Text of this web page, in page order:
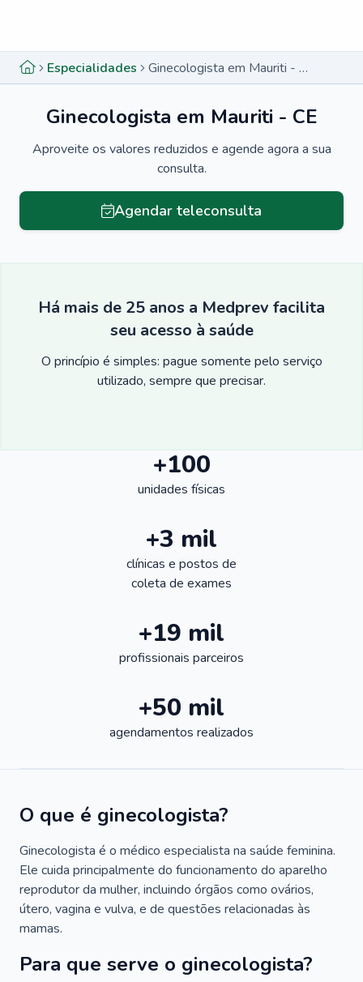
Especialidades Ginecologista em Mauriti - CE
Ginecologista em Mauriti - CE
Aproveite os valores reduzidos e agende agora a sua
consulta.
Agendar teleconsulta
Há mais de 25 anos a Medprev facilita
seu acesso à saúde
O princípio é simples: pague somente pelo serviço
utilizado, sempre que precisar.
+100
unidades físicas
+3 mil
clínicas e postos de
coleta de exames
+19 mil
profissionais parceiros
+50 mil
agendamentos realizados
O que é ginecologista?
Ginecologista é o médico especialista na saúde feminina.
Ele cuida principalmente do funcionamento do aparelho
reprodutor da mulher, incluindo órgãos como ovários,
útero, vagina e vulva, e de questões relacionadas às
mamas.
Para que serve o ginecologista?